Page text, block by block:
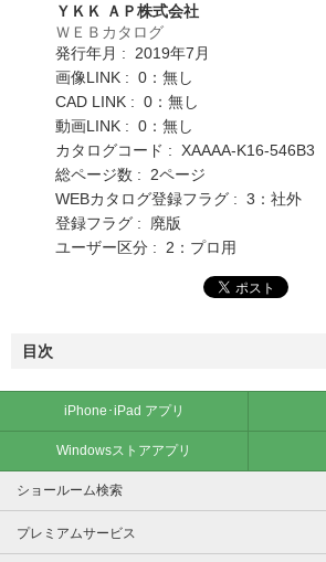
ＹＫＫ ＡＰ株式会社
ＷＥＢカタログ
発行年月 : 2019年7月
画像LINK : 0：無し
CAD LINK : 0：無し
動画LINK : 0：無し
カタログコード : XAAAA-K16-546B3
総ページ数 : 2ページ
WEBカタログ登録フラグ : 3：社外
登録フラグ : 廃版
ユーザー区分 : 2：プロ用
目次
iPhone･iPad アプリ
Windowsストアアプリ
ショールーム検索
プレミアムサービス